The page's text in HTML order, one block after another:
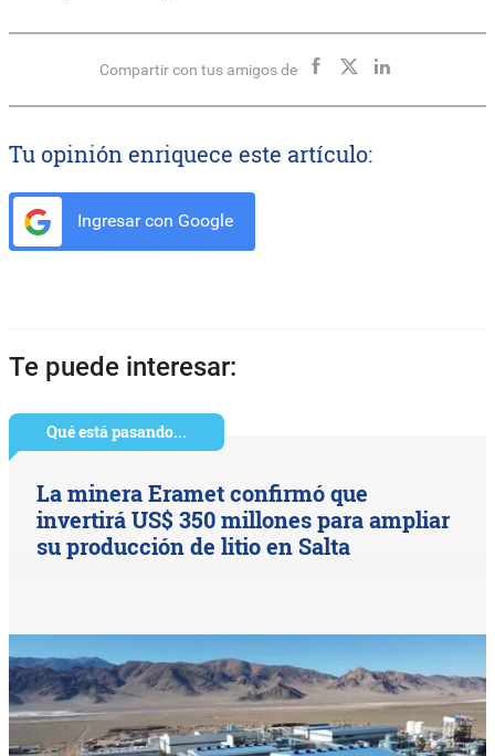
Compartir con tus amigos de
Tu opinión enriquece este artículo:
Ingresar con Google
Te puede interesar:
Qué está pasando...
La minera Eramet confirmó que
invertirá US$ 350 millones para ampliar
su producción de litio en Salta